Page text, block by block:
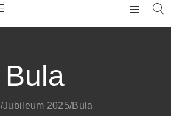
Bula
/Jubileum 2025/Bula